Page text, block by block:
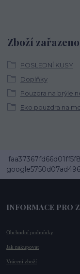
Zboží
POSLEDNÍ KUSY
Doplňky
Pouzdra na brýle
Eko pouzdra na
INFORMACE PRO
Obchodní podmínky
Jak nakupovat
Vrácení zboží